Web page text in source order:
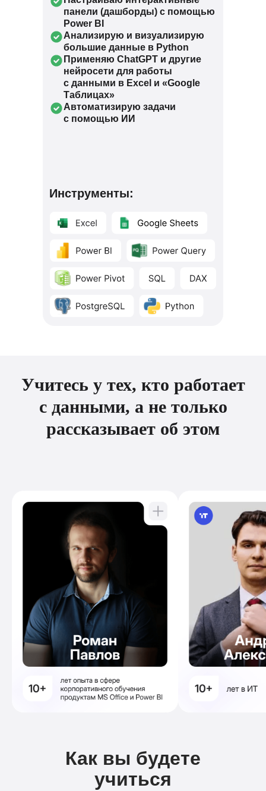
Инструменты:
панели (дашборды) с помощью
Power BI
Анализирую и визуализирую
большие данные в Python
Применяю ChatGPT и другие
нейросети для работы
с данными в Excel и «Google
Таблицах»
Автоматизирую задачи
с помощью ИИ
Учитесь у тех, кто работает
с данными, а не только
рассказывает об этом
Как вы будете
учиться